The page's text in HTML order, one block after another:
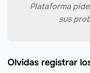
Plataforma
sus
Olvidas registrar